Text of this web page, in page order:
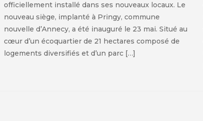
officiellement installé dans ses nouveaux locaux. Le
nouveau siège, implanté à Pringy, commune
nouvelle d’Annecy, a été inauguré le 23 mai. Situé au
cœur d’un écoquartier de 21 hectares composé de
logements diversifiés et d’un parc […]